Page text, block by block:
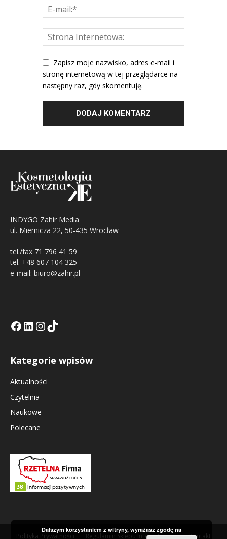
Zapisz moje nazwisko, adres e-mail i
stronę internetową w tej przeglądarce na
następny raz, gdy skomentuję.
INDYGO Zahir Media
ul. Miernicza 22, 50-435 Wrocław
tel./fax 71 796 41 59
tel. +48 607 104 325
e-mail: biuro@zahir.pl
Facebook
LinkedIn
Tik Tok KEInstagramm KE
Kategorie wpisów
Aktualności
Czytelnia
Naukowe
Polecane
Polityka Prywatności Regulamin Sklepu Internetowego Kontakt
Dalszym korzystaniem z witryny, wyrażasz zgodę na